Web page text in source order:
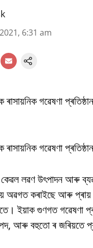
6:31 am
ৰাসায়নিক গৱেষণা
ৰাসায়নিক গৱেষণা
লৱণ উৎপাদন আৰু
অৱগত কৰাইছে আৰু
ইয়াক গুণগত
আৰু বহুতো ৰ জৰিয়তে